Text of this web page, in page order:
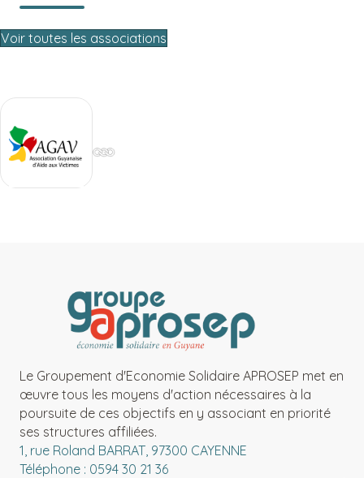
Voir toutes les associations
Le Groupement d'Economie Solidaire APROSEP met en
œuvre tous les moyens d'action nécessaires à la
poursuite de ces objectifs en y associant en priorité
ses structures affiliées.
1, rue Roland BARRAT, 97300 CAYENNE
Téléphone : 0594 30 21 36